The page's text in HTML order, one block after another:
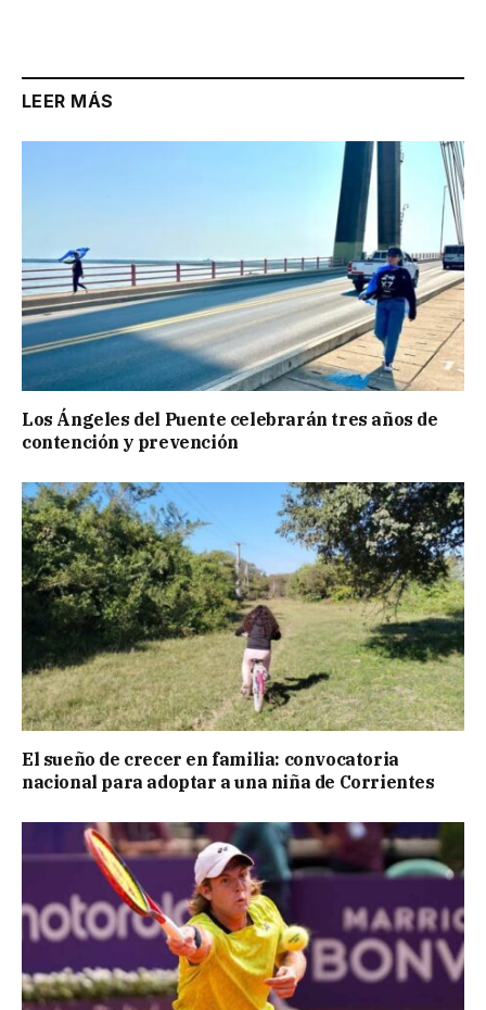
LEER MÁS
Los Ángeles del Puente celebrarán tres años de
contención y prevención
El sueño de crecer en familia: convocatoria
nacional para adoptar a una niña de Corrientes